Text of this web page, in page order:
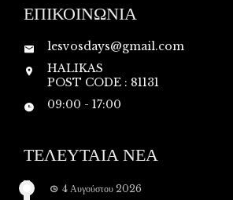
ΕΠΙΚΟΙΝΩΝΙΑ
lesvosdays@gmail.com
HALIKAS
POST CODE : 81131
09:00 - 17:00
ΤΕΛΕΥΤΑΙΑ ΝΕΑ
4 Αυγούστου 2026